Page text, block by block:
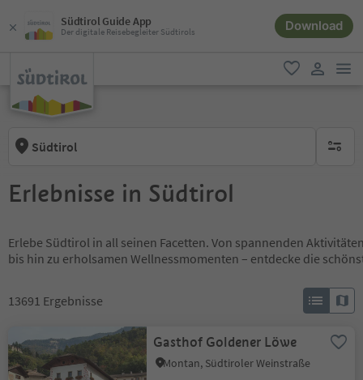
Südtirol Guide App
Der digitale Reisebegleiter Südtirols Download
favorit
Südtirol keine
Erlebnisse in Südtirol
Erlebe Südtirol in all seinen Facetten. Von spannenden
bis hin zu erholsamen Wellnessmomenten – entdecke die
13691 Ergebnisse
Gasthof Goldener Löwe
Montan, Südtiroler Weinstraße